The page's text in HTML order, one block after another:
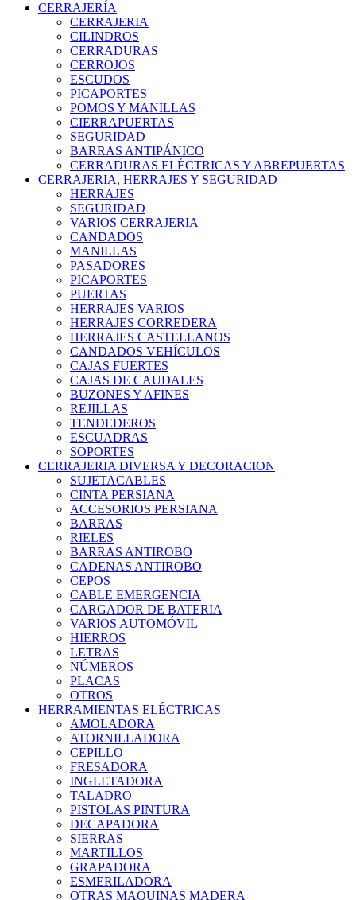
CERRAJERÍA
CERRAJERIA
CILINDROS
CERRADURAS
CERROJOS
ESCUDOS
PICAPORTES
POMOS Y MANILLAS
CIERRAPUERTAS
SEGURIDAD
BARRAS ANTIPÁNICO
CERRADURAS ELÉCTRICAS Y ABREPUERTAS
CERRAJERIA, HERRAJES Y SEGURIDAD
HERRAJES
SEGURIDAD
VARIOS CERRAJERIA
CANDADOS
MANILLAS
PASADORES
PICAPORTES
PUERTAS
HERRAJES VARIOS
HERRAJES CORREDERA
HERRAJES CASTELLANOS
CANDADOS VEHÍCULOS
CAJAS FUERTES
CAJAS DE CAUDALES
BUZONES Y AFINES
REJILLAS
TENDEDEROS
ESCUADRAS
SOPORTES
CERRAJERIA DIVERSA Y DECORACION
SUJETACABLES
CINTA PERSIANA
ACCESORIOS PERSIANA
BARRAS
RIELES
BARRAS ANTIROBO
CADENAS ANTIROBO
CEPOS
CABLE EMERGENCIA
CARGADOR DE BATERIA
VARIOS AUTOMÓVIL
HIERROS
LETRAS
NÚMEROS
PLACAS
OTROS
HERRAMIENTAS ELÉCTRICAS
AMOLADORA
ATORNILLADORA
CEPILLO
FRESADORA
INGLETADORA
TALADRO
PISTOLAS PINTURA
DECAPADORA
SIERRAS
MARTILLOS
GRAPADORA
ESMERILADORA
OTRAS MAQUINAS MADERA